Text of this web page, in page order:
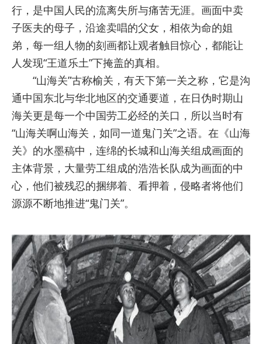
行，是中国人民的流离失所与痛苦无涯。画面中卖
子医夫的母子，沿途卖唱的父女，相依为命的姐
弟，每一组人物的刻画都让观者触目惊心，都能让
人发现“王道乐土”下掩盖的真相。
“山海关”古称榆关，有天下第一关之称，它是沟
通中国东北与华北地区的交通要道，在日伪时期山
海关更是每一个中国劳工必经的关口，所以当时有
“山海关啊山海关，如同一道鬼门关”之语。在《山海
关》的水墨稿中，连绵的长城和山海关组成画面的
主体背景，大量劳工组成的浩浩长队成为画面的中
心，他们被残忍的捆绑着、看押着，侵略者将他们
源源不断地推进“鬼门关”。